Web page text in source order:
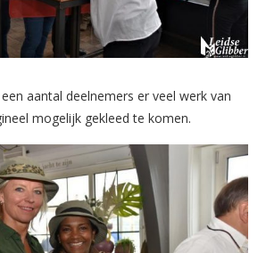
aantal deelnemers er veel werk van
mogelijk gekleed te komen.